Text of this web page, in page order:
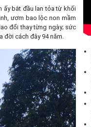
ấy bắt đầu lan tỏa từ khối
ươm bao lộc non mầm
đổi thay từng ngày; sức
đời cách đây 94 năm.